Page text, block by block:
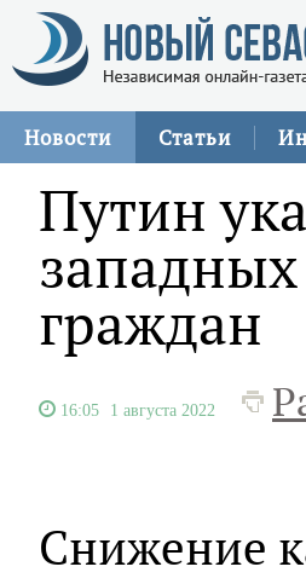
Новости Статьи
Путин
граждан
16:05 1 августа 2022
Снижение